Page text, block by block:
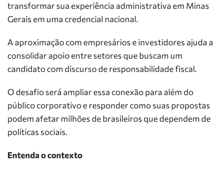
transformar sua experiência administrativa em Minas
Gerais em uma credencial nacional.
A aproximação com empresários e investidores ajuda a
consolidar apoio entre setores que buscam um
candidato com discurso de responsabilidade fiscal.
O desafio será ampliar essa conexão para além do
público corporativo e responder como suas propostas
podem afetar milhões de brasileiros que dependem de
políticas sociais.
Entenda o contexto